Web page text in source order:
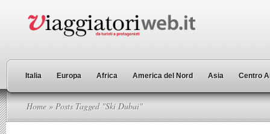
Italia Europa Africa America del Nord Asia Centro
Home » Posts Tagged "Ski Dubai"